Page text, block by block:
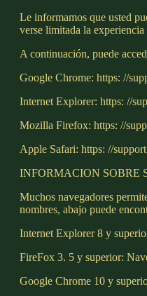
Le informamos que usted
verse limitada la
A continuación, puede
Google Chrome: https: //
Internet Explorer: https: //
Mozilla Firefox: https: //
Apple Safari: https: //
INFORMACION SOBRE
Muchos navegadores
nombres, abajo puede
Internet Explorer 8 y
FireFox 3. 5 y superior:
Google Chrome 10 y